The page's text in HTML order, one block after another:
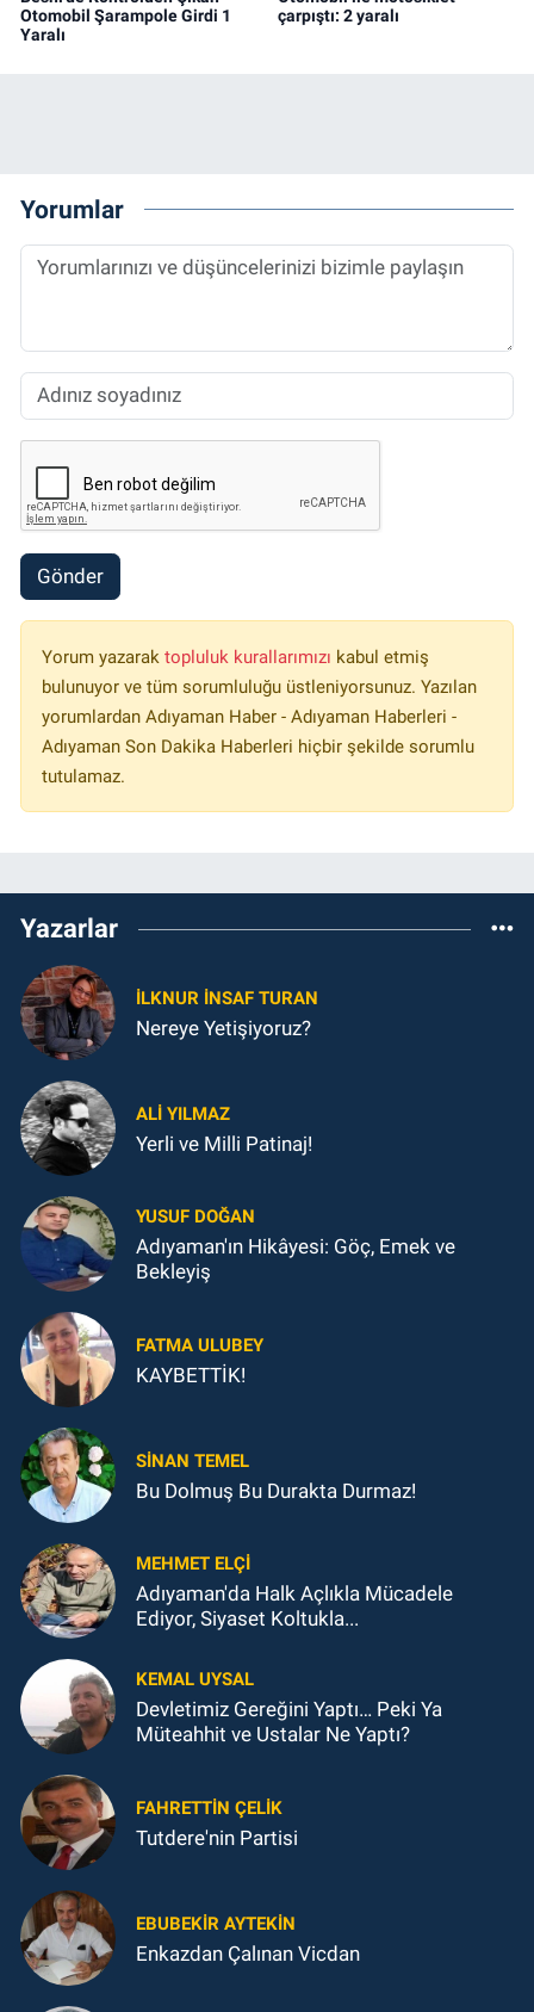
Otomobil Şarampole Girdi 1
Yaralı
çarpıştı: 2 yaralı
Yorumlar
Gönder
Yorum yazarak topluluk kurallarımızı kabul etmiş
bulunuyor ve tüm sorumluluğu üstleniyorsunuz. Yazılan
yorumlardan Adıyaman Haber - Adıyaman Haberleri -
Adıyaman Son Dakika Haberleri hiçbir şekilde sorumlu
tutulamaz.
Yazarlar
İLKNUR İNSAF TURAN
Nereye Yetişiyoruz?
ALI YILMAZ
Yerli ve Milli Patinaj!
YUSUF DOĞAN
Adıyaman'ın Hikâyesi: Göç, Emek ve
Bekleyiş
FATMA ULUBEY
KAYBETTİK!
SINAN TEMEL
Bu Dolmuş Bu Durakta Durmaz!
MEHMET ELÇI
Adıyaman'da Halk Açlıkla Mücadele
Ediyor, Siyaset Koltukla...
KEMAL UYSAL
Devletimiz Gereğini Yaptı… Peki Ya
Müteahhit ve Ustalar Ne Yaptı?
FAHRETTIN ÇELİK
Tutdere'nin Partisi
EBUBEKIR AYTEKIN
Enkazdan Çalınan Vicdan